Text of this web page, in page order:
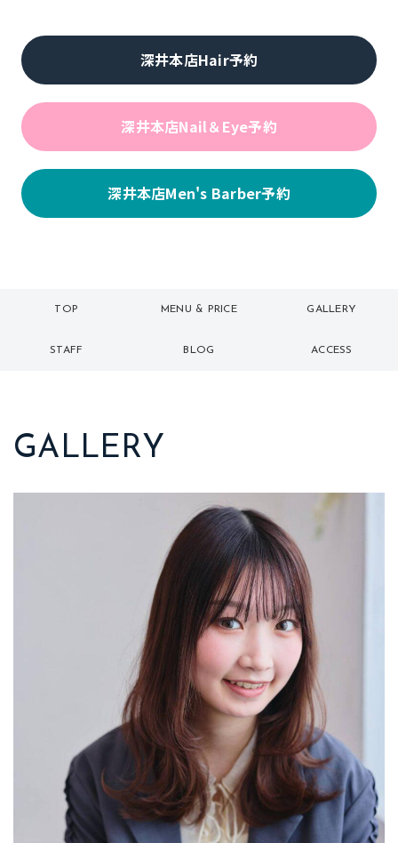
深井本店Hair予約
深井本店Nail＆Eye予約
深井本店Men's Barber予約
TOP
トップ
MENU & PRICE
メニュー
GALLERY
ギャラリー
STAFF BLOG ACCESS
GALLERY